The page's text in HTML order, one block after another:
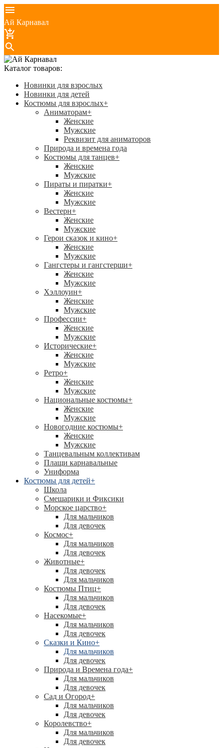
Ай Карнавал
Каталог товаров:
Новинки для взрослых
Новинки для детей
Костюмы для взрослых+
Аниматорам+
Женские
Мужские
Реквизит для аниматоров
Природа и времена года
Костюмы для танцев+
Женские
Мужские
Пираты и пиратки+
Женские
Мужские
Вестерн+
Женские
Мужские
Герои сказок и кино+
Женские
Мужские
Гангстеры и гангстерши+
Женские
Мужские
Хэллоуин+
Женские
Мужские
Профессии+
Женские
Мужские
Исторические+
Женские
Мужские
Ретро+
Женские
Мужские
Национальные костюмы+
Женские
Мужские
Новогодние костюмы+
Женские
Мужские
Танцевальным коллективам
Плащи карнавальные
Униформа
Костюмы для детей+
Школа
Смешарики и Фиксики
Морское царство+
Для мальчиков
Для девочек
Космос+
Для мальчиков
Для девочек
Животные+
Для девочек
Для мальчиков
Костюмы Птиц+
Для мальчиков
Для девочек
Насекомые+
Для мальчиков
Для девочек
Сказки и Кино+
Для мальчиков
Для девочек
Природа и Времена года+
Для мальчиков
Для девочек
Сад и Огород+
Для мальчиков
Для девочек
Королевство+
Для мальчиков
Для девочек